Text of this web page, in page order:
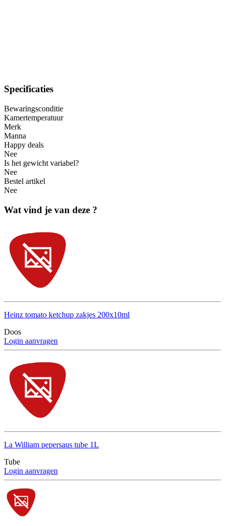
Specificaties
Bewaringsconditie
Kamertemperatuur
Merk
Manna
Happy deals
Nee
Is het gewicht variabel?
Nee
Bestel artikel
Nee
Wat vind je van deze ?
Heinz tomato ketchup zakjes 200x10ml
Doos
Login aanvragen
La William pepersaus tube 1L
Tube
Login aanvragen